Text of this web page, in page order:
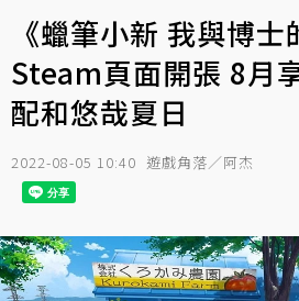
《蠟筆小新 我與博士
Steam頁面開張 8月
配和悠哉夏日
2022-08-05 10:40 遊戲角落／阿杰